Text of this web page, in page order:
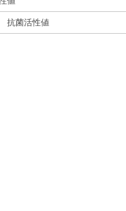
抗菌活性値